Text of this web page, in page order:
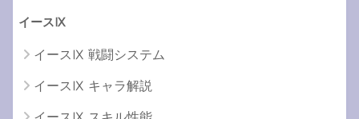
イースⅨ
イースⅨ 戦闘システム
イースⅨ キャラ解説